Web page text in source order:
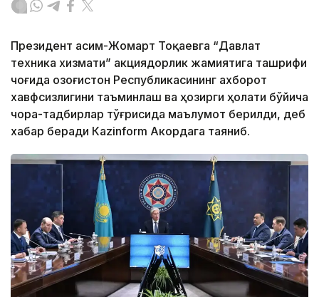
Президент Қасим-Жомарт Тоқаевга “Давлат
техника хизмати” акциядорлик жамиятига ташрифи
чоғида Қозоғистон Республикасининг ахборот
хавфсизлигини таъминлаш ва ҳозирги ҳолати бўйича
чора-тадбирлар тўғрисида маълумот берилди, деб
хабар беради Каzinform Акордага таяниб.